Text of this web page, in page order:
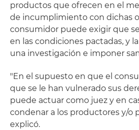
productos que ofrecen en el
de incumplimiento con dichas
consumidor puede exigir que
en las condiciones pactadas, y
una investigación e imponer
"En el supuesto en que el
que se le han vulnerado sus
puede actuar como juez y en
condenar a los productores y/o
explicó.